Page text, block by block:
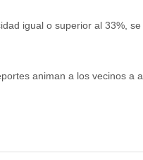
igual o superior al 33%,
animan a los vecinos a